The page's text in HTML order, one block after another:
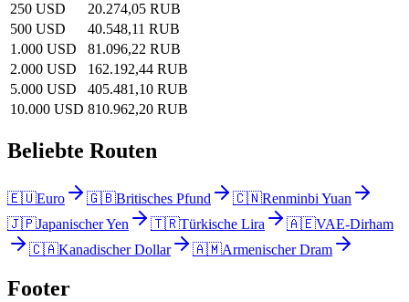
250 USD
20.274,05 RUB
500 USD
40.548,11 RUB
1.000 USD
81.096,22 RUB
2.000 USD
162.192,44 RUB
5.000 USD
405.481,10 RUB
10.000 USD 810.962,20 RUB
Beliebte Routen
🇪🇺Euro 🇬🇧Britisches Pfund 🇨🇳Renminbi Yuan
🇯🇵Japanischer Yen 🇹🇷Türkische Lira 🇦🇪VAE-Dirham
🇨🇦Kanadischer Dollar 🇦🇲Armenischer Dram
Footer